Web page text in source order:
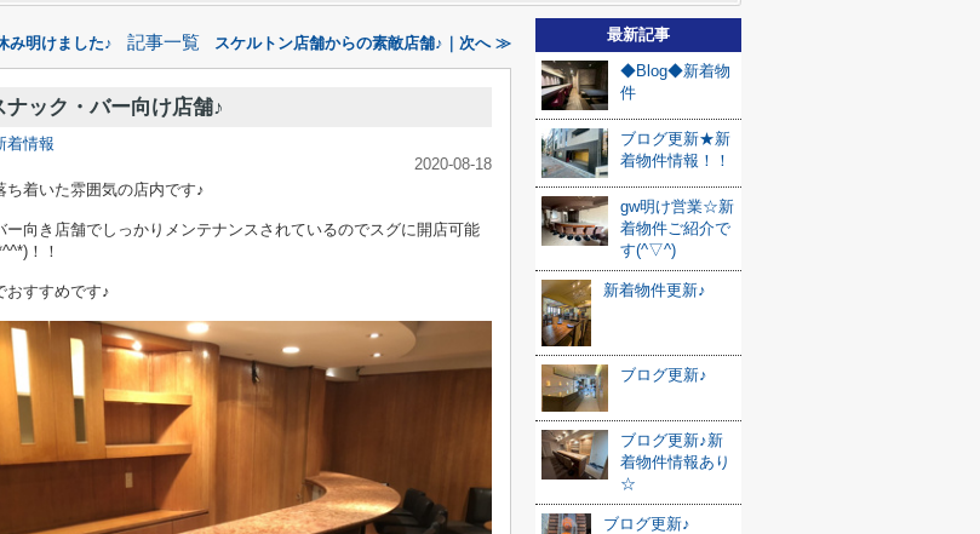
み明けました♪ 記事一覧 スケルトン店舗からの素敵店舗♪｜次へ ≫
ナック・バー向け店舗♪
着情報
2020-08-18
ち着いた雰囲気の店内です♪
ー向き店舗でしっかりメンテナンスされているのでスグに開店可能
！！
おすすめです♪
最新記事
◆Blog◆新着物
件
ブログ更新★新
着物件情報！！
gw明け営業☆新
着物件ご紹介で
す(^▽^)
新着物件更新♪
ブログ更新♪
ブログ更新♪新
着物件情報あり
☆
ブログ更新♪